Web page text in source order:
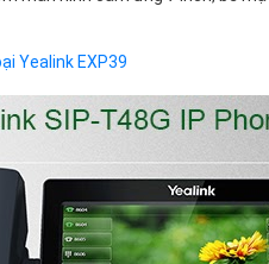
Yealink EXP39